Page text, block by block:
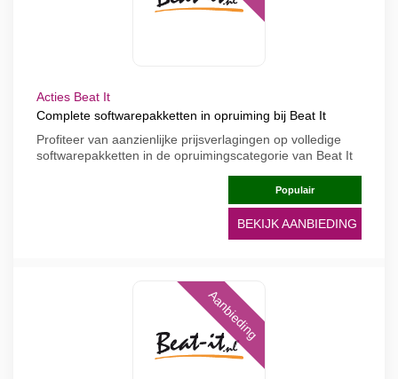
Acties Beat It
Complete softwarepakketten in opruiming bij Beat It
Profiteer van aanzienlijke prijsverlagingen op volledige
softwarepakketten in de opruimingscategorie van Beat It
Populair
BEKIJK AANBIEDING
Aanbieding